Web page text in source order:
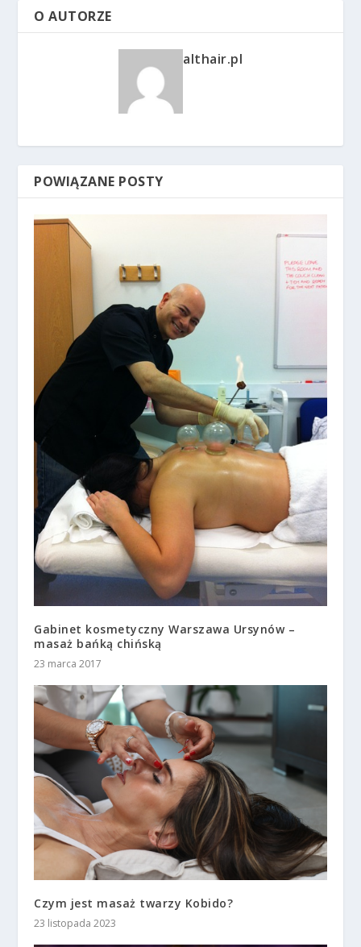
O AUTORZE
althair.pl
POWIĄZANE POSTY
Gabinet kosmetyczny Warszawa Ursynów –
masaż bańką chińską
23 marca 2017
Czym jest masaż twarzy Kobido?
23 listopada 2023